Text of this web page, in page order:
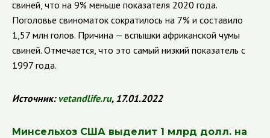
свиней, что на 9% меньше показателя 2020 года.
Поголовье свиноматок сократилось на 7% и составило
1,57 млн голов. Причина — вспышки африканской чумы
свиней. Отмечается, что это самый низкий показатель с
1997 года.
Источник:vetandlife.ru, 17.01.2022
Минсельхоз США выделит 1 млрд долл. на